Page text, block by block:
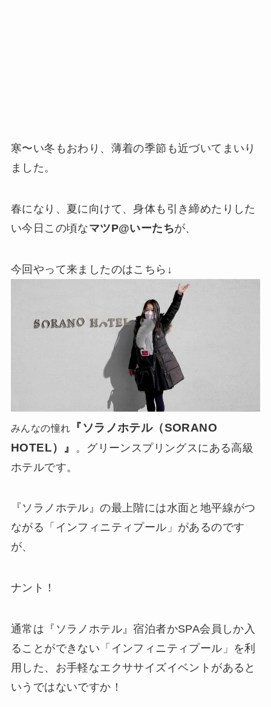
寒〜い冬もおわり、薄着の季節も近づいてまいり
ました。
春になり、夏に向けて、身体も引き締めたりした
い今日この頃なマツP@いーたちが、
今回やって来ましたのはこちら↓
みんなの憧れ
『ソラノホテル（SORANO
HOTEL）』
。グリーンスプリングスにある高級
ホテルです。
『ソラノホテル』の最上階には水面と地平線がつ
ながる「インフィニティプール」があるのです
が、
ナント！
通常は『ソラノホテル』宿泊者かSPA会員しか入
ることができない「インフィニティプール」を利
用した、お手軽なエクササイズイベントがあると
いうではないですか！